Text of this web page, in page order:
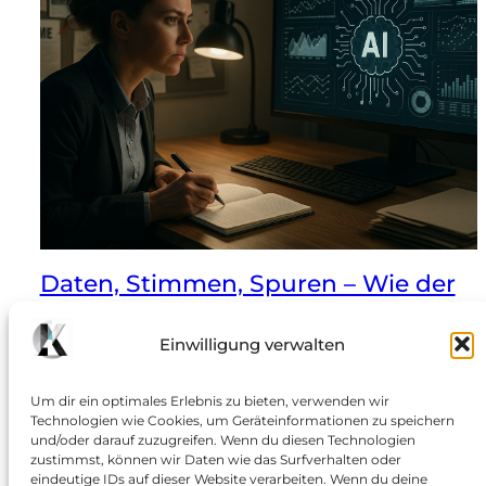
Einwilligung verwalten
Um dir ein optimales Erlebnis zu bieten, verwenden wir
Technologien wie Cookies, um Geräteinformationen zu speichern
und/oder darauf zuzugreifen. Wenn du diesen Technologien
zustimmst, können wir Daten wie das Surfverhalten oder
eindeutige IDs auf dieser Website verarbeiten. Wenn du deine
Daten, Stimmen, Spuren – Wie der
helfen könnte
Menschen entscheiden müssen – und was der Fall
Rebecca Reusch über Chancen und Risiken der
Künstlichen Intelligenz lehrt: Aktuelle Entwicklungen